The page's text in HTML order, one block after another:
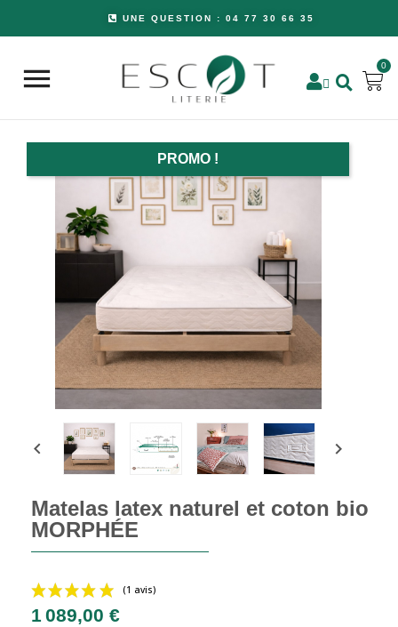
UNE QUESTION : 04 77 30 66 35
 
0
PROMO !
 
Matelas latex naturel et coton bio
MORPHÉE
1 089,00 €